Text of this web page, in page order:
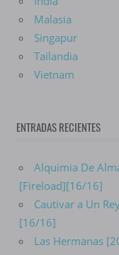
Malasia
Singapur
Tailandia
Vietnam
ENTRADAS RECIENTES
Alquimia De
[Fireload][16/16]
Cautivar a Un
[16/16]
Las Hermanas